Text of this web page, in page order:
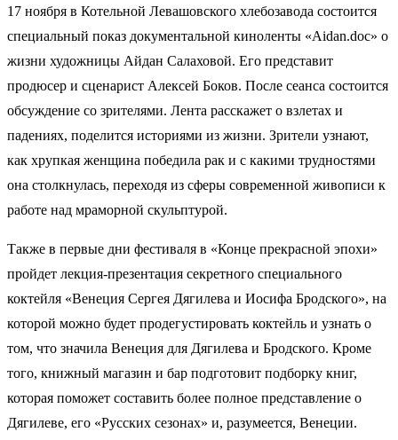
17 ноября в Котельной Левашовского хлебозавода состоится
специальный показ документальной киноленты «Aidan.doc» о
жизни художницы Айдан Салаховой. Его представит
продюсер и сценарист Алексей Боков. После сеанса состоится
обсуждение со зрителями. Лента расскажет о взлетах и
падениях, поделится историями из жизни. Зрители узнают,
как хрупкая женщина победила рак и с какими трудностями
она столкнулась, переходя из сферы современной живописи к
работе над мраморной скульптурой.
Также в первые дни фестиваля в «Конце прекрасной эпохи»
пройдет лекция-презентация секретного специального
коктейля «Венеция Сергея Дягилева и Иосифа Бродского», на
которой можно будет продегустировать коктейль и узнать о
том, что значила Венеция для Дягилева и Бродского. Кроме
того, книжный магазин и бар подготовит подборку книг,
которая поможет составить более полное представление о
Дягилеве, его «Русских сезонах» и, разумеется, Венеции.